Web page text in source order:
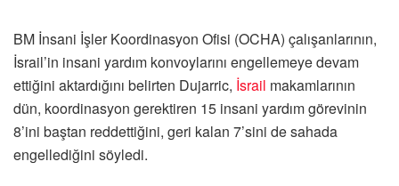
BM İnsani İşler Koordinasyon Ofisi (OCHA) çalışanlarının,
İsrail’in insani yardım konvoylarını engellemeye devam
ettiğini aktardığını belirten Dujarric, İsrail makamlarının
dün, koordinasyon gerektiren 15 insani yardım görevinin
8’ini baştan reddettiğini, geri kalan 7’sini de sahada
engellediğini söyledi.